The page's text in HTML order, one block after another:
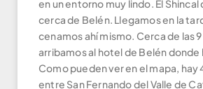
en un entorno muy lindo. El Shincal
cerca de Belén. Llegamos en la
cenamos ahí mismo. Cerca de las
arribamos al hotel de Belén donde
Como pueden ver en el mapa, hay
entre San Fernando del Valle de